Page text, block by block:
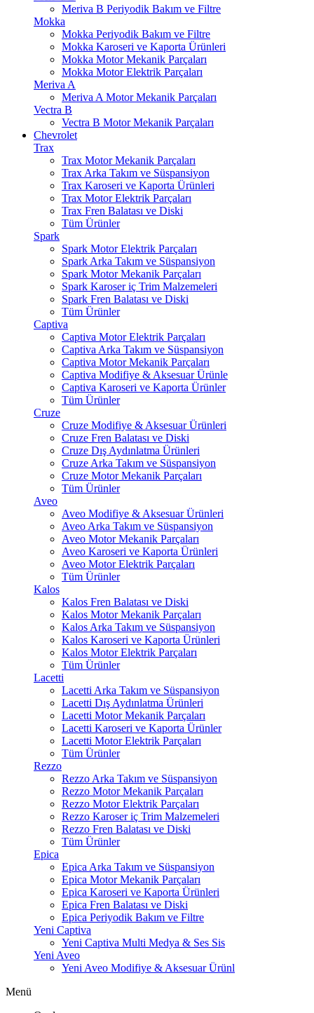
Meriva B Periyodik Bakım ve Filtre
Mokka
Mokka Periyodik Bakım ve Filtre
Mokka Karoseri ve Kaporta Ürünleri
Mokka Motor Mekanik Parçaları
Mokka Motor Elektrik Parçaları
Meriva A
Meriva A Motor Mekanik Parçaları
Vectra B
Vectra B Motor Mekanik Parçaları
Chevrolet
Trax
Trax Motor Mekanik Parçaları
Trax Arka Takım ve Süspansiyon
Trax Karoseri ve Kaporta Ürünleri
Trax Motor Elektrik Parçaları
Trax Fren Balatası ve Diski
Tüm Ürünler
Spark
Spark Motor Elektrik Parçaları
Spark Arka Takım ve Süspansiyon
Spark Motor Mekanik Parçaları
Spark Karoser iç Trim Malzemeleri
Spark Fren Balatası ve Diski
Tüm Ürünler
Captiva
Captiva Motor Elektrik Parçaları
Captiva Arka Takım ve Süspansiyon
Captiva Motor Mekanik Parçaları
Captiva Modifiye & Aksesuar Ürünle
Captiva Karoseri ve Kaporta Ürünler
Tüm Ürünler
Cruze
Cruze Modifiye & Aksesuar Ürünleri
Cruze Fren Balatası ve Diski
Cruze Dış Aydınlatma Ürünleri
Cruze Arka Takım ve Süspansiyon
Cruze Motor Mekanik Parçaları
Tüm Ürünler
Aveo
Aveo Modifiye & Aksesuar Ürünleri
Aveo Arka Takım ve Süspansiyon
Aveo Motor Mekanik Parçaları
Aveo Karoseri ve Kaporta Ürünleri
Aveo Motor Elektrik Parçaları
Tüm Ürünler
Kalos
Kalos Fren Balatası ve Diski
Kalos Motor Mekanik Parçaları
Kalos Arka Takım ve Süspansiyon
Kalos Karoseri ve Kaporta Ürünleri
Kalos Motor Elektrik Parçaları
Tüm Ürünler
Lacetti
Lacetti Arka Takım ve Süspansiyon
Lacetti Dış Aydınlatma Ürünleri
Lacetti Motor Mekanik Parçaları
Lacetti Karoseri ve Kaporta Ürünler
Lacetti Motor Elektrik Parçaları
Tüm Ürünler
Rezzo
Rezzo Arka Takım ve Süspansiyon
Rezzo Motor Mekanik Parçaları
Rezzo Motor Elektrik Parçaları
Rezzo Karoser iç Trim Malzemeleri
Rezzo Fren Balatası ve Diski
Tüm Ürünler
Epica
Epica Arka Takım ve Süspansiyon
Epica Motor Mekanik Parçaları
Epica Karoseri ve Kaporta Ürünleri
Epica Fren Balatası ve Diski
Epica Periyodik Bakım ve Filtre
Yeni Captiva
Yeni Captiva Multi Medya & Ses Sis
Yeni Aveo
Yeni Aveo Modifiye & Aksesuar Ürünl
Menü